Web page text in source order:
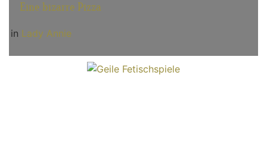
Eine bizarre Pizza
in Lady Annie